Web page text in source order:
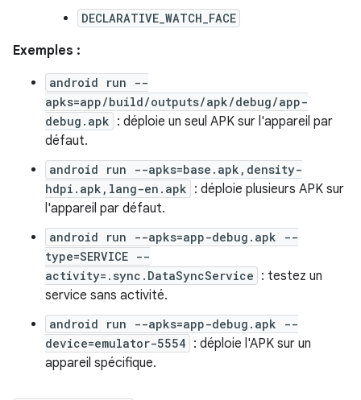
DECLARATIVE_WATCH_FACE
Exemples :
android run --
apks=app/build/outputs/apk/debug/app-
debug.apk : déploie un seul APK sur l'appareil par
défaut.
android run --apks=base.apk,density-
hdpi.apk,lang-en.apk : déploie plusieurs APK sur
l'appareil par défaut.
android run --apks=app-debug.apk --
type=SERVICE --
activity=.sync.DataSyncService : testez un
service sans activité.
android run --apks=app-debug.apk --
device=emulator-5554 : déploie l'APK sur un
appareil spécifique.